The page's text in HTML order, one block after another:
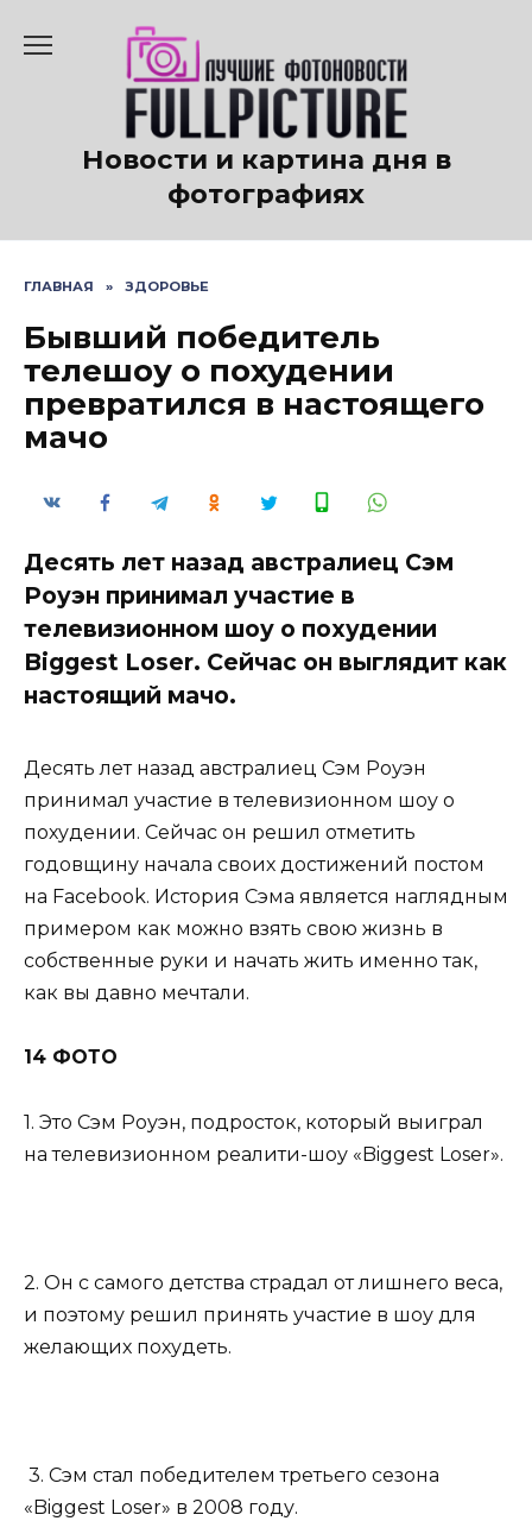
содержанию
Новости и картина дня в
фотографиях
ГЛАВНАЯ » ЗДОРОВЬЕ
Бывший победитель
телешоу о похудении
превратился в настоящего
мачо
Десять лет назад австралиец Сэм
Роуэн принимал участие в
телевизионном шоу о похудении
Biggest Loser. Сейчас он выглядит как
настоящий мачо.
Десять лет назад австралиец Сэм Роуэн
принимал участие в телевизионном шоу о
похудении. Сейчас он решил отметить
годовщину начала своих достижений постом
на Facebook. История Сэма является наглядным
примером как можно взять свою жизнь в
собственные руки и начать жить именно так,
как вы давно мечтали.
14 ФОТО
1. Это Сэм Роуэн, подросток, который выиграл
на телевизионном реалити-шоу «Biggest Loser».
2. Он с самого детства страдал от лишнего веса,
и поэтому решил принять участие в шоу для
желающих похудеть.
3. Сэм стал победителем третьего сезона
«Biggest Loser» в 2008 году.